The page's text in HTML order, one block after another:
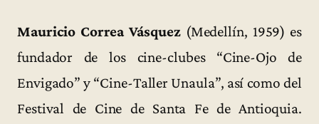
Mauricio Correa Vásquez(Medellín, 1959) es
fundador de los cine-clubes “Cine-Ojo de
Envigado” y “Cine-Taller Unaula”, así como del
Festival de Cine de Santa Fe de Antioquia.